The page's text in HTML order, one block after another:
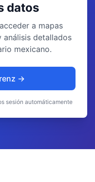
datos
a mapas
análisis detallados
mexicano.
→
sesión automáticamente